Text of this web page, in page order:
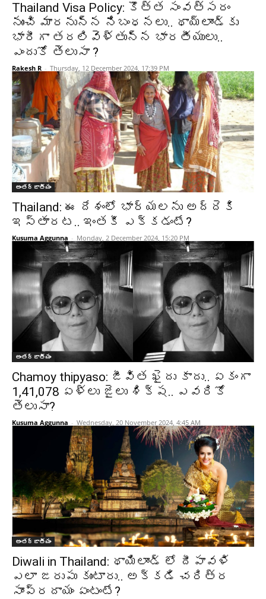
Thailand Visa Policy: కొత్త సంవత్సరం
నుంచి మారనున్న నిబంధనలు.. థాయ్‌లాండ్‌కు
భారీగా తరలివెళ్తున్న భారతీయులు..
ఎందుకో తెలుసా ?
Rakesh R - Thursday, 12 December 2024, 17:39 PM
అంతర్జాతీయం
Thailand: ఈ దేశంలో భార్యలను అద్దెకి
ఇస్తారట.. ఇంతకీ ఎక్కడంటే?
Kusuma Aggunna - Monday, 2 December 2024, 15:20 PM
అంతర్జాతీయం
Chamoy thipyaso: జీవిత ఖైదు కాదు.. ఏకంగా
1,41,078 ఏళ్లు జైలు శిక్ష.. ఎవరికో
తెలుసా?
Kusuma Aggunna - Wednesday, 20 November 2024, 4:45 AM
అంతర్జాతీయం
Diwali in Thailand: థాయిలాండ్ లో దీపావళి
ఎలా జరుపు కుంటారు.. అక్కడి చరిత్ర
సాంప్రదాయం ఏంటంటే?